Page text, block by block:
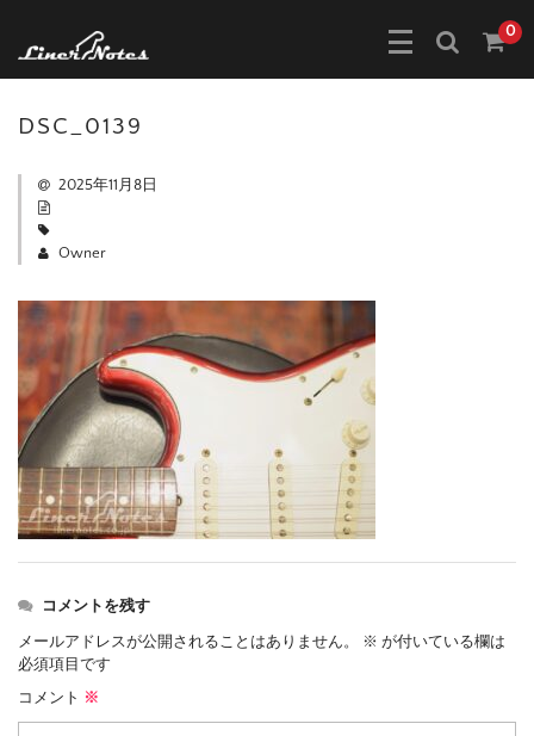
0
DSC_0139
2025年11月8日
Owner
コメントを残す
メールアドレスが公開されることはありません。 ※ が付いている欄は
必須項目です
コメント ※